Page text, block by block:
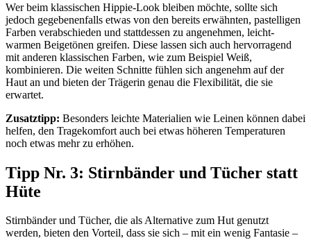
Wer beim klassischen Hippie-Look bleiben möchte, sollte sich
jedoch gegebenenfalls etwas von den bereits erwähnten, pastelligen
Farben verabschieden und stattdessen zu angenehmen, leicht-
warmen Beigetönen greifen. Diese lassen sich auch hervorragend
mit anderen klassischen Farben, wie zum Beispiel Weiß,
kombinieren. Die weiten Schnitte fühlen sich angenehm auf der
Haut an und bieten der Trägerin genau die Flexibilität, die sie
erwartet.
Zusatztipp: Besonders leichte Materialien wie Leinen können dabei
helfen, den Tragekomfort auch bei etwas höheren Temperaturen
noch etwas mehr zu erhöhen.
Tipp Nr. 3: Stirnbänder und Tücher statt
Hüte
Stirnbänder und Tücher, die als Alternative zum Hut genutzt
werden, bieten den Vorteil, dass sie sich – mit ein wenig Fantasie –